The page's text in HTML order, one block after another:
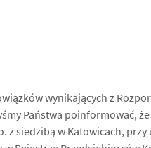
wynikających z
Państwa poinformować,
z siedzibą w Katowicach,